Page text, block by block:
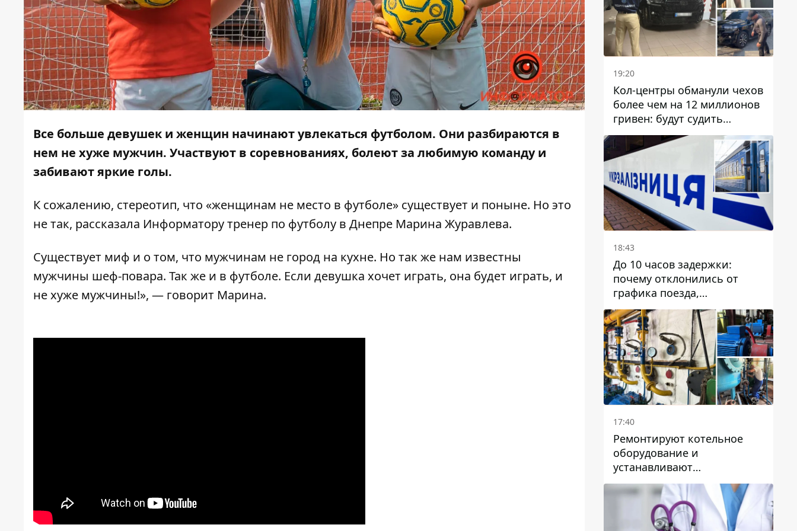
Все больше девушек и женщин начинают увлекаться футболом. Они разбираются в
нем не хуже мужчин. Участвуют в соревнованиях, болеют за любимую команду и
забивают яркие голы.
К сожалению, стереотип, что «женщинам не место в футболе» существует и поныне. Но это
не так, рассказала Информаторутренер по футболу в Днепре Марина Журавлева.
Существует миф и о том, что мужчинам не город на кухне. Но так же нам известны
мужчины шеф-повара. Так же и в футболе. Если девушка хочет играть, она будет играть, и
не хуже мужчины!», — говорит Марина.
19:20
Кол-центры обманули чехов
более чем на 12 миллионов
гривен: будут судить
днепрянина,
организовавшего
транснациональную
преступную организацию
18:43
До 10 часов задержки:
почему отклонились от
графика поезда,
курсирующие через Днепр
и область
17:40
Ремонтируют котельное
оборудование и
устанавливают
генераторные установки:
как в Днепре готовятся к
отопительному сезону